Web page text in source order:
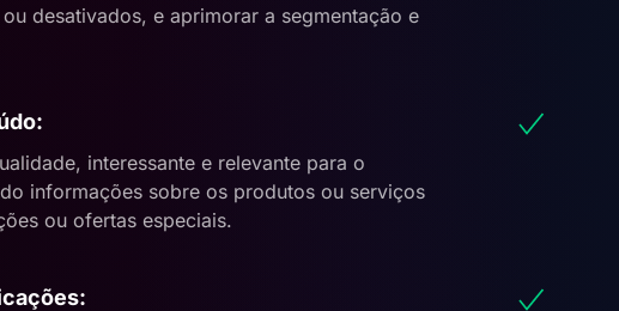
desativados, e aprimorar a segmentação e
interessante e relevante para o
informações sobre os produtos ou serviços
ou ofertas especiais.